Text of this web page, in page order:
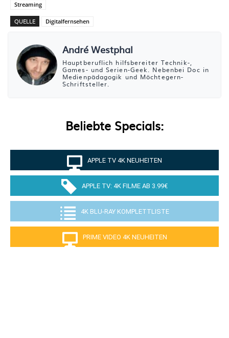
Streaming
QUELLE Digitalfernsehen
André Westphal
Hauptberuflich hilfsbereiter Technik-,
Games- und Serien-Geek. Nebenbei Doc in
Medienpädagogik und Möchtegern-
Schriftsteller.
Beliebte Specials:
APPLE TV 4K NEUHEITEN
APPLE TV: 4K FILME AB 3.99€
4K BLU-RAY KOMPLETTLISTE
PRIME VIDEO 4K NEUHEITEN